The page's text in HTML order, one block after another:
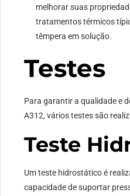
melhorar suas
tratamentos térmicos
têmpera em solução.
Testes
Para garantir a qualidade e
A312, vários testes são
Teste
Um teste hidrostático é
capacidade de suportar